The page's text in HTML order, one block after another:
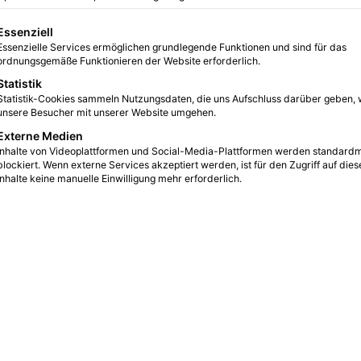
0 9 3 Minuten gelesen
eine Liste der Service-Gruppen, für die eine Einwilligung erteilt
Services ermöglichen grundlegende Funktionen und sind für das
Funktionieren der Website erforderlich.
Cookies sammeln Nutzungsdaten, die uns Aufschluss darüber geben,
Besucher mit unserer Website umgehen.
Medien
von Videoplattformen und Social-Media-Plattformen werden
Wenn externe Services akzeptiert werden, ist für den Zugriff auf
keine manuelle Einwilligung mehr erforderlich.